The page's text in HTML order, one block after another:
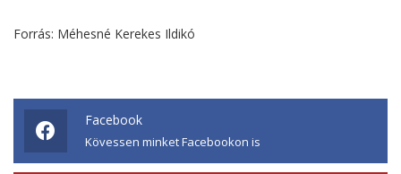
Forrás: Méhesné Kerekes Ildikó
Facebook
Kövessen minket Facebookon is